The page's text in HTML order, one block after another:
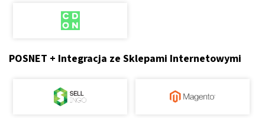
POSNET + Integracja ze Sklepami Internetowymi